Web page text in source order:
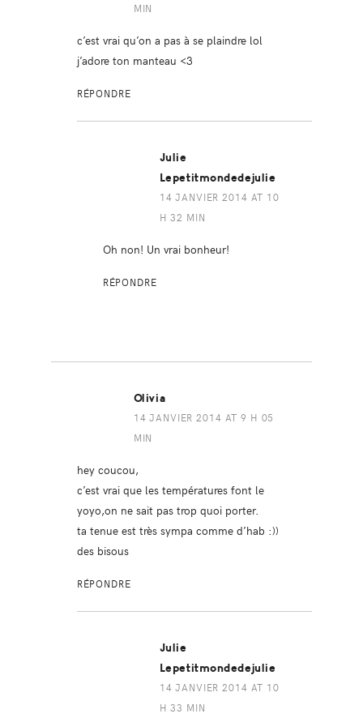
MIN
c’est vrai qu’on a pas à se plaindre lol
j’adore ton manteau <3
RÉPONDRE
Julie
Lepetitmondedejulie
14 JANVIER 2014 AT 10
H 32 MIN
Oh non! Un vrai bonheur!
RÉPONDRE
Olivia
14 JANVIER 2014 AT 9 H 05
MIN
hey coucou,
c’est vrai que les températures font le
yoyo,on ne sait pas trop quoi porter.
ta tenue est très sympa comme d’hab :))
des bisous
RÉPONDRE
Julie
Lepetitmondedejulie
14 JANVIER 2014 AT 10
H 33 MIN